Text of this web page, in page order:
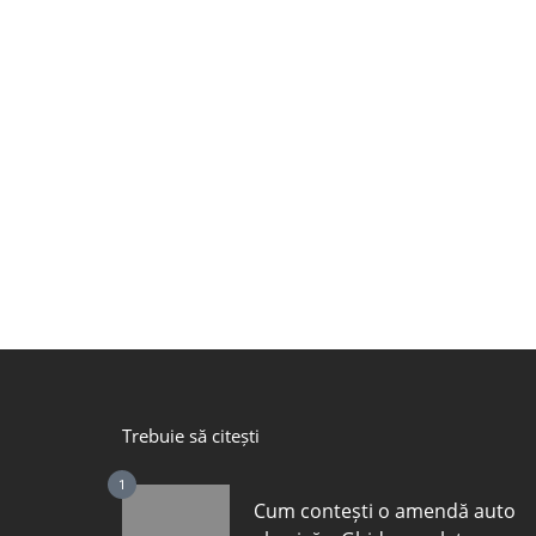
Trebuie să citești
1
Cum contești o amendă auto